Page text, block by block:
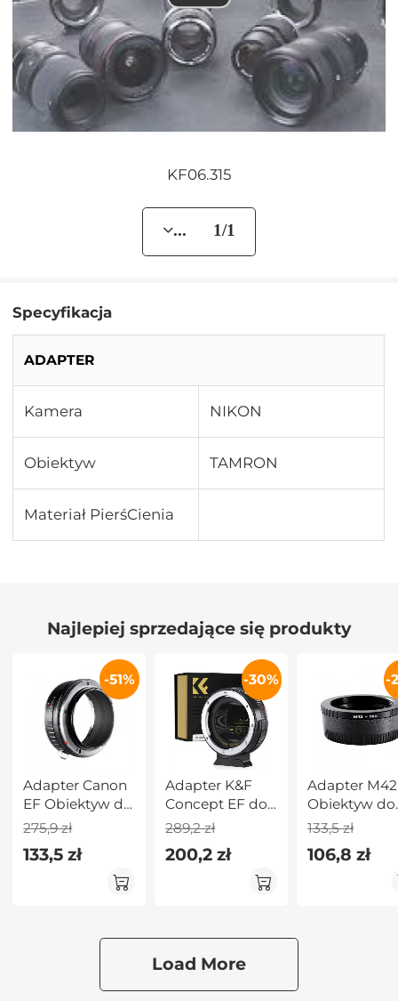
KF06.315
... 1/1
Specyfikacja
ADAPTER
Kamera NIKON
Obiektyw TAMRON
Materiał PierśCienia
Najlepiej sprzedające się produkty
-51%
Adapter Canon
EF Obiektyw do
Canon EOS R
275,9 zł
133,5 zł
-30%
Adapter K&F
Concept EF do
EOS R, adapter
obiektywu z
automatycznym
obiektywów
Canon EF EF-S i
aparatów
Canon EOS
289,2 zł
200,2 zł
-
Adapter M42
Obiektyw do
Nikon F
133,5 zł
106,8 zł
Load More